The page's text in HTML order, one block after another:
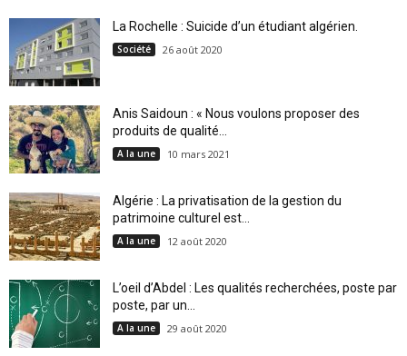
La Rochelle : Suicide d’un étudiant algérien.
Société 26 août 2020
Anis Saidoun : « Nous voulons proposer des
produits de qualité...
A la une 10 mars 2021
Algérie : La privatisation de la gestion du
patrimoine culturel est...
A la une 12 août 2020
L’oeil d’Abdel : Les qualités recherchées, poste par
poste, par un...
A la une 29 août 2020